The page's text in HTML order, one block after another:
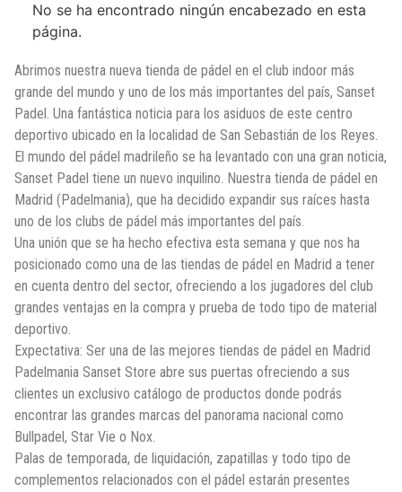
No se ha encontrado ningún encabezado en esta
página.
Abrimos nuestra nueva tienda de pádel en el club indoor más
grande del mundo y uno de los más importantes del país, Sanset
Padel. Una fantástica noticia para los asiduos de este centro
deportivo ubicado en la localidad de San Sebastián de los Reyes.
El mundo del pádel madrileño se ha levantado con una gran noticia,
Sanset Padel tiene un nuevo inquilino. Nuestra tienda de pádel en
Madrid (Padelmania), que ha decidido expandir sus raíces hasta
uno de los clubs de pádel más importantes del país.
Una unión que se ha hecho efectiva esta semana y que nos ha
posicionado como una de las tiendas de pádel en Madrid a tener
en cuenta dentro del sector, ofreciendo a los jugadores del club
grandes ventajas en la compra y prueba de todo tipo de material
deportivo.
Expectativa: Ser una de las mejores tiendas de pádel en Madrid
Padelmania Sanset Store abre sus puertas ofreciendo a sus
clientes un exclusivo catálogo de productos donde podrás
encontrar las grandes marcas del panorama nacional como
Bullpadel, Star Vie o Nox.
Palas de temporada, de liquidación, zapatillas y todo tipo de
complementos relacionados con el pádel estarán presentes